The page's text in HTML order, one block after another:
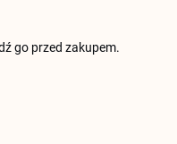
go przed zakupem.